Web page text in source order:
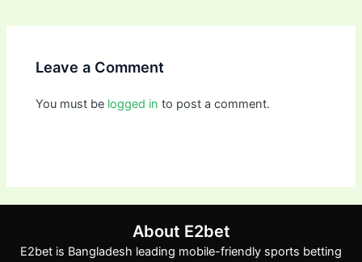
Leave a Comment
You must be logged in to post a comment.
About E2bet
E2bet is Bangladesh leading mobile-friendly sports betting